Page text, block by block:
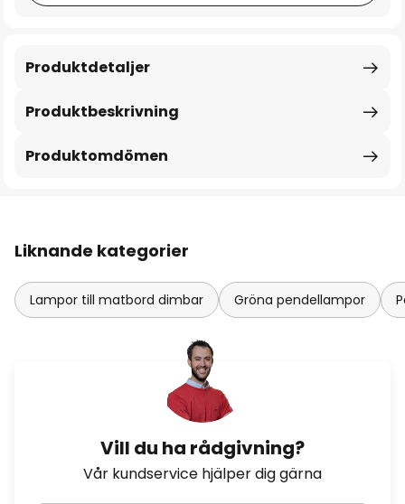
Produktbeskrivning
Produktdetaljer
Produktomdömen
Liknande kategorier
Lampor till matbord dimbar Gröna pendellampor
Vill du ha rådgivning?
Vår kundservice hjälper dig gärna